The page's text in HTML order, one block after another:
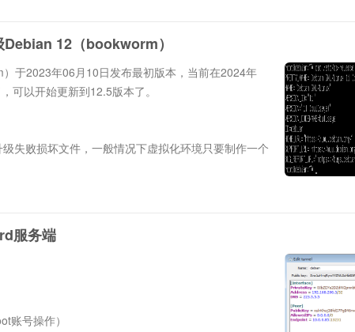
12（bookworm）
于2023年06月10日发布最初版本，当前在2024年
可以开始更新到12.5版本了。
失败损坏文件，一般情况下虚拟化环境只要制作一个
服务端
账号操作）